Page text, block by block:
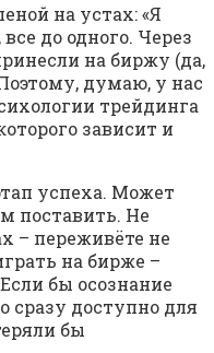
на устах: «Я
до одного. Через
на биржу (да,
думаю, у нас
трейдинга
зависит и
успеха. Может
поставить. Не
– переживёте не
на бирже –
бы осознание
сразу доступно для
бы